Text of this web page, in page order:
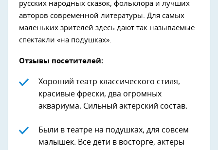
русских народных сказок, фольклора и лучших
авторов современной литературы. Для самых
маленьких зрителей здесь дают так называемые
спектакли «на подушках».
Отзывы посетителей:
Хороший театр классического стиля,
красивые фрески, два огромных
аквариума. Сильный актерский состав.
Были в театре на подушках, для совсем
малышек. Все дети в восторге, актеры